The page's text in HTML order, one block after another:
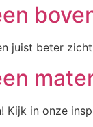
juist beter
Kijk in onze